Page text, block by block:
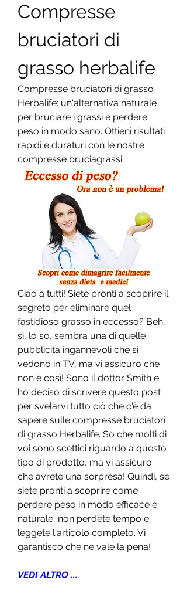
Compresse
bruciatori di
grasso herbalife
Compresse bruciatori di grasso
Herbalife: un'alternativa naturale
per bruciare i grassi e perdere
peso in modo sano. Ottieni risultati
rapidi e duraturi con le nostre
compresse bruciagrassi.
Ciao a tutti! Siete pronti a scoprire il
segreto per eliminare quel
fastidioso grasso in eccesso? Beh,
sì, lo so, sembra una di quelle
pubblicità ingannevoli che si
vedono in TV, ma vi assicuro che
non è così! Sono il dottor Smith e
ho deciso di scrivere questo post
per svelarvi tutto ciò che c'è da
sapere sulle compresse bruciatori
di grasso Herbalife. So che molti di
voi sono scettici riguardo a questo
tipo di prodotto, ma vi assicuro
che avrete una sorpresa! Quindi, se
siete pronti a scoprire come
perdere peso in modo efficace e
naturale, non perdete tempo e
leggete l'articolo completo. Vi
garantisco che ne vale la pena!
VEDI ALTRO ...